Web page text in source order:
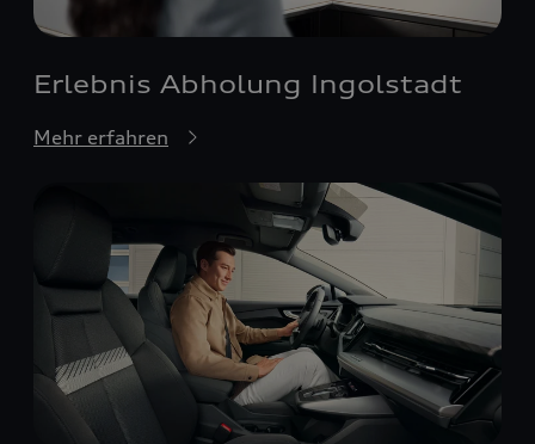
Erlebnis Abholung Ingolstadt
Mehr erfahren